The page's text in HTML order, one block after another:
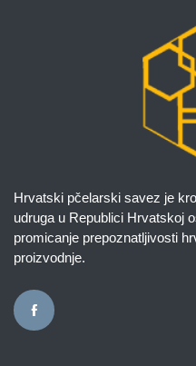
Hrvatski pčelarski savez je
udruga u Republici Hrvatskoj
promicanje prepoznatljivosti
proizvodnje.